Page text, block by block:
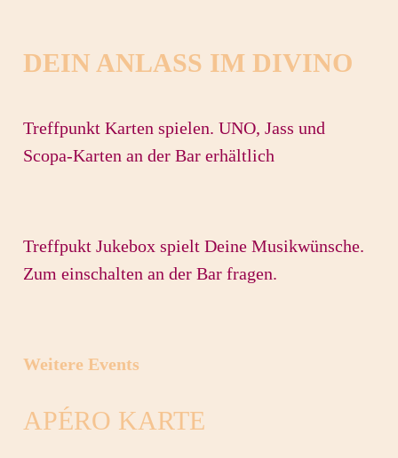
DEIN ANLASS IM DIVINO
Treffpunkt Karten spielen. UNO, Jass und
Scopa-Karten an der Bar erhältlich
Treffpukt Jukebox spielt Deine Musikwünsche.
Zum einschalten an der Bar fragen.
Weitere Events
APÉRO KARTE